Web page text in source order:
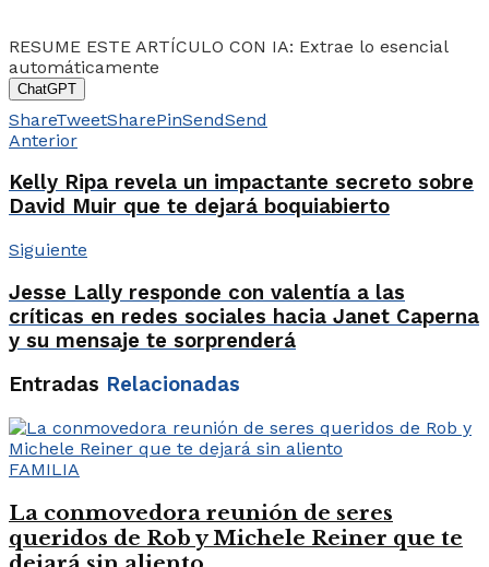
RESUME ESTE ARTÍCULO CON IA: Extrae lo esencial
automáticamente
ChatGPT
ShareTweetSharePinSendSend
Anterior
Kelly Ripa revela un impactante secreto sobre
David Muir que te dejará boquiabierto
Siguiente
Jesse Lally responde con valentía a las
críticas en redes sociales hacia Janet Caperna
y su mensaje te sorprenderá
Entradas Relacionadas
FAMILIA
La conmovedora reunión de seres
queridos de Rob y Michele Reiner que te